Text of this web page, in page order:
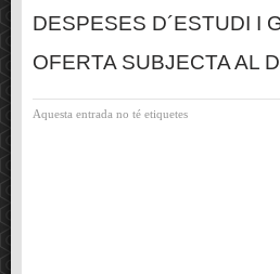
DESPESES D´ESTUDI I
OFERTA SUBJECTA AL
Aquesta entrada no té etiquetes